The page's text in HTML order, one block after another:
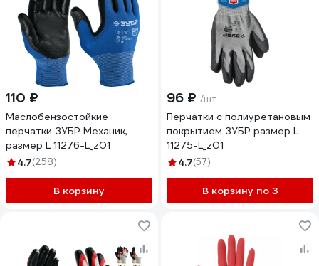
110 ₽
Маслобензостойкие
перчатки ЗУБР Механик,
размер L 11276-L_z01
4.7(258)
В корзину
96 ₽ /шт
Перчатки с полиуретановым
покрытием ЗУБР размер L
11275-L_z01
4.7(57)
В корзину по 3